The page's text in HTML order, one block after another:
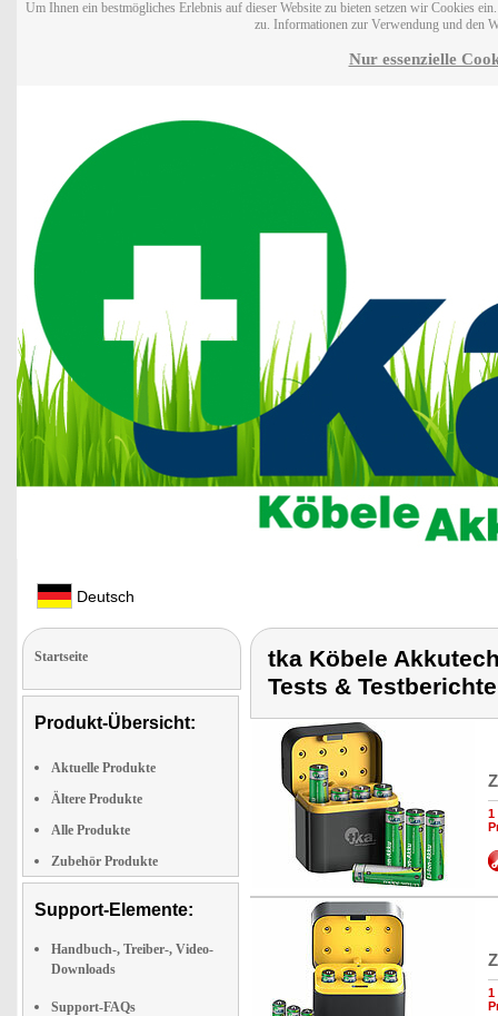
Um Ihnen ein bestmögliches Erlebnis auf dieser Website zu bieten setzen wir Cookies
zu. Informationen zur Verwendung und den
Nur essenzielle
Deutsch
Startseite
Produkt-Übersicht:
Aktuelle Produkte
Ältere Produkte
Alle Produkte
Zubehör Produkte
Support-Elemente:
Handbuch-, Treiber-, Video-
Downloads
Support-FAQs
tka Köbele
Tests &
1
1